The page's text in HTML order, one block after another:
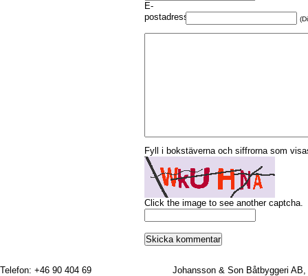
E-
postadress:
Fyll i bokstäverna och siffrorna som
Click the image to see another captcha.
Telefon: +46 90 404 69 Johansson & Son Båtbyggeri